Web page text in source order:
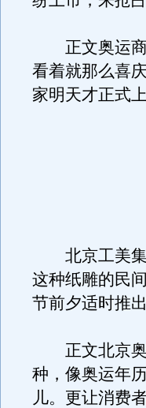
正文奥运商
看着就那么喜
家明天才正式
北京工美集
这种纸雕的民
节前夕适时推
正文北京奥
种，像奥运年
儿。更让消费